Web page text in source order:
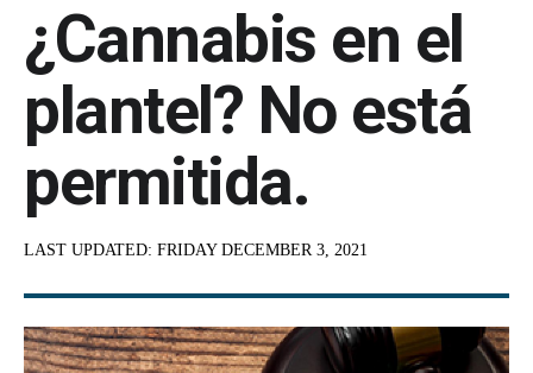
¿Cannabis en el
plantel? No está
permitida.
LAST UPDATED: FRIDAY DECEMBER 3, 2021